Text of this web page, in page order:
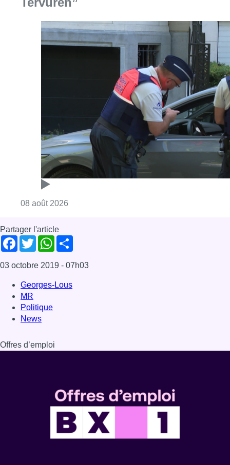
08 août 2026
Partager l'article
Facebook
TwitterWhatsApp
03 octobre 2019 - 07h03
Georges-Lous
MR
Politique
News
Offres d’emploi